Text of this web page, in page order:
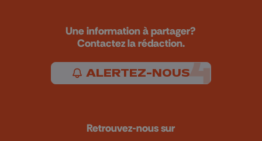
Une information à partager?
Contactez la rédaction.
ALERTEZ-NOUS
Retrouvez-nous sur